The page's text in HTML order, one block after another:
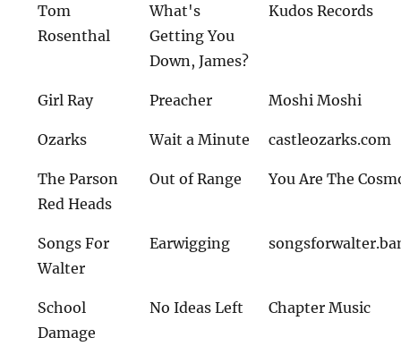
Tom
Rosenthal
What's
Getting You
Down, James?
Kudos Records
Girl Ray Preacher Moshi Moshi
Ozarks Wait a Minute castleozarks.com
The Parson
Red Heads
Out of Range You Are The
Songs For
Walter
Earwigging
School
Damage
No Ideas Left Chapter Music